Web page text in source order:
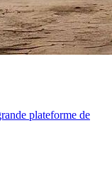
plateforme de